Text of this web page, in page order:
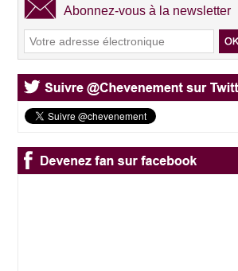
Abonnez-vous à la newsletter